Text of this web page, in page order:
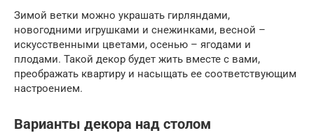
Зимой ветки можно украшать гирляндами,
новогодними игрушками и снежинками, весной –
искусственными цветами, осенью – ягодами и
плодами. Такой декор будет жить вместе с вами,
преображать квартиру и насыщать ее соответствующим
настроением.
Варианты декора над столом